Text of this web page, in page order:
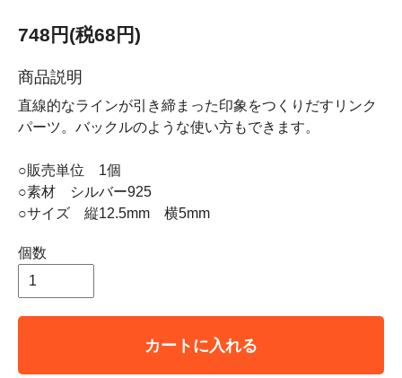
748円(税68円)
商品説明
直線的なラインが引き締まった印象をつくりだすリンク
パーツ。バックルのような使い方もできます。
○販売単位 1個
○素材 シルバー925
○サイズ 縦12.5mm 横5mm
個数
カートに入れる